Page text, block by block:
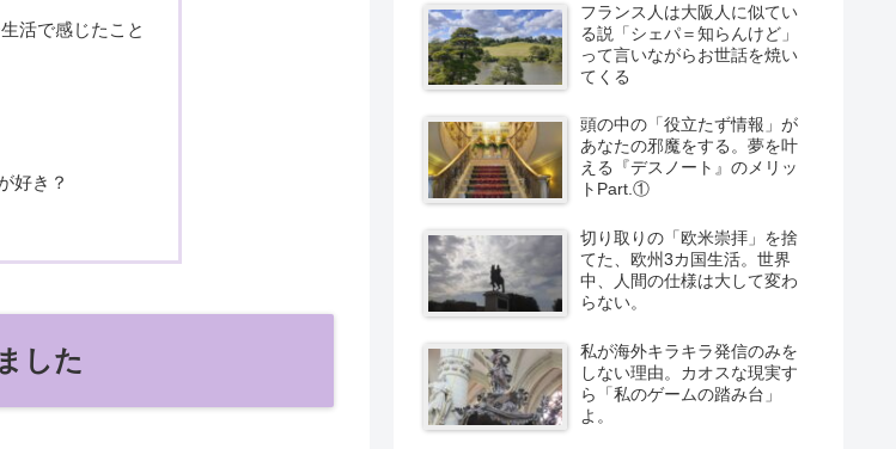
活で感じたこと
好き？
した
フランス人は大阪人に似てい
る説「シェパ＝知らんけど」
って言いながらお世話を焼い
てくる
頭の中の「役立たず情報」が
あなたの邪魔をする。夢を叶
える『デスノート』のメリッ
トPart.①
切り取りの「欧米崇拝」を捨
てた、欧州3カ国生活。世界
中、人間の仕様は大して変わ
らない。
私が海外キラキラ発信のみを
しない理由。カオスな現実す
ら「私のゲームの踏み台」
よ。